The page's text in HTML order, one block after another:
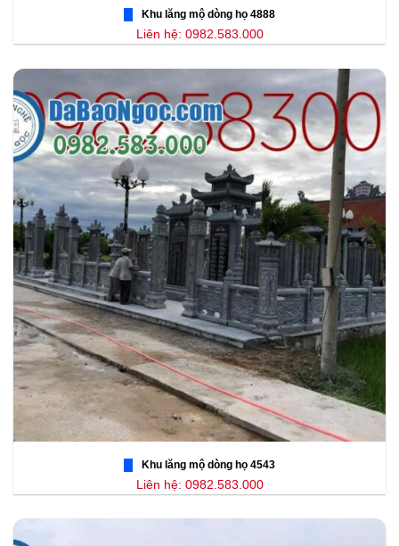
Khu lăng mộ dòng họ 4888
Liên hệ: 0982.583.000
Khu lăng mộ dòng họ 4543
Liên hệ: 0982.583.000